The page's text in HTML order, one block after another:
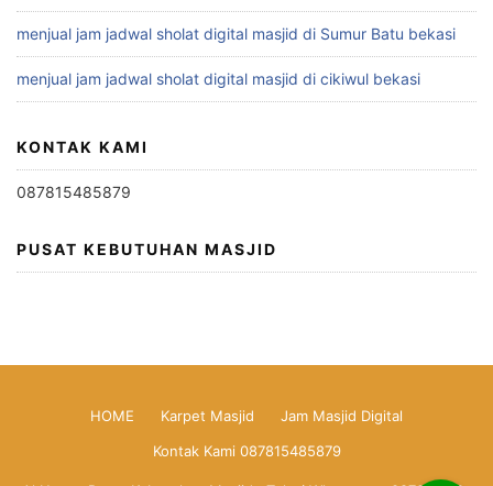
menjual jam jadwal sholat digital masjid di Sumur Batu bekasi
menjual jam jadwal sholat digital masjid di cikiwul bekasi
KONTAK KAMI
087815485879
PUSAT KEBUTUHAN MASJID
HOME Karpet Masjid
Jam Masjid Digital
Kontak Kami 087815485879